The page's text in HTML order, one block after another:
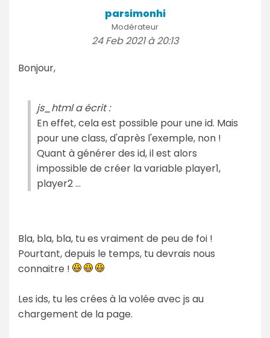
parsimonhi
Modérateur
24 Feb 2021 à 20:13
Bonjour,
js_html a écrit :
En effet, cela est possible pour une id. Mais
pour une class, d'après l'exemple, non !
Quant à générer des id, il est alors
impossible de créer la variable player1,
player2 ...
Bla, bla, bla, tu es vraiment de peu de foi !
Pourtant, depuis le temps, tu devrais nous
connaitre !
Les ids, tu les crées à la volée avec js au
chargement de la page.